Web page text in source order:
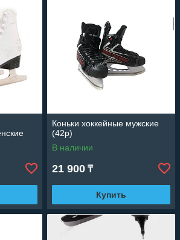
Коньки хоккейные мужские
(42р)
В наличии
21 900 ₸
Купить